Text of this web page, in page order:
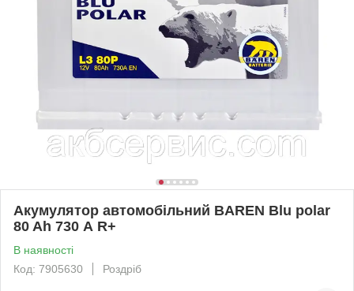
Акумулятор автомобільний BAREN Blu polar
80 Ah 730 А R+
В наявності
Код: 7905630
Роздріб